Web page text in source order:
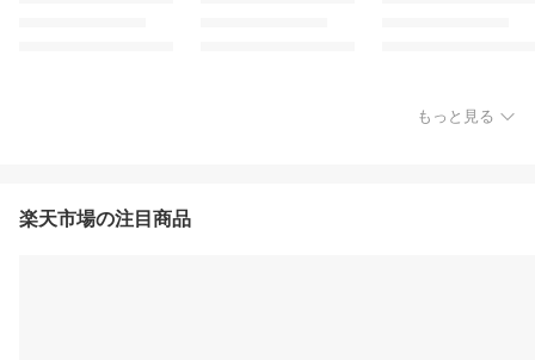
もっと見る
楽天市場の注目商品